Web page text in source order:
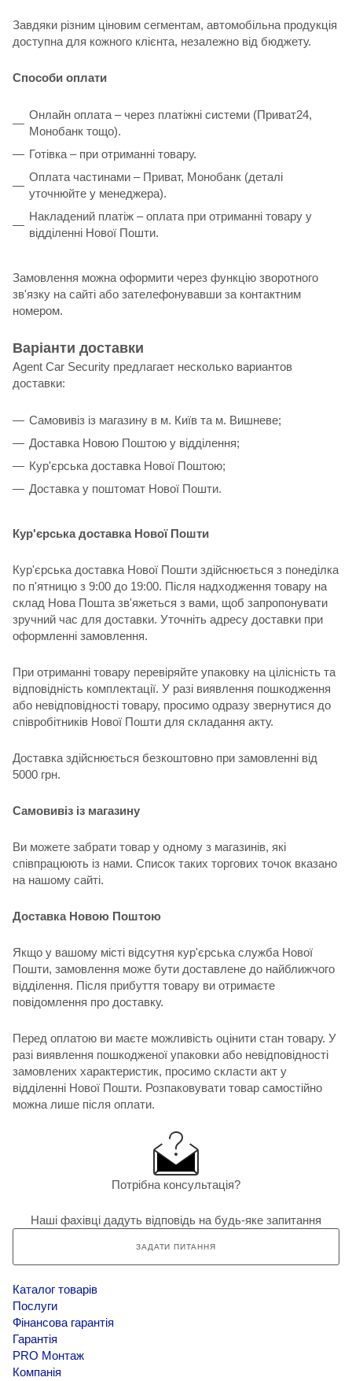
Завдяки різним ціновим сегментам, автомобільна продукція
доступна для кожного клієнта, незалежно від бюджету.
Способи оплати
Онлайн оплата – через платіжні системи (Приват24,
Монобанк тощо).
Готівка – при отриманні товару.
Оплата частинами – Приват, Монобанк (деталі
уточнюйте у менеджера).
Накладений платіж – оплата при отриманні товару у
відділенні Нової Пошти.
Замовлення можна оформити через функцію зворотного
зв'язку на сайті або зателефонувавши за контактним
номером.
Варіанти доставки
Agent Car Security предлагает несколько вариантов
доставки:
Самовивіз із магазину в м. Київ та м. Вишневе;
Доставка Новою Поштою у відділення;
Кур'єрська доставка Нової Поштою;
Доставка у поштомат Нової Пошти.
Кур'єрська доставка Нової Пошти
Кур'єрська доставка Нової Пошти здійснюється з понеділка
по п'ятницю з 9:00 до 19:00. Після надходження товару на
склад Нова Пошта зв'яжеться з вами, щоб запропонувати
зручний час для доставки. Уточніть адресу доставки при
оформленні замовлення.
При отриманні товару перевіряйте упаковку на цілісність та
відповідність комплектації. У разі виявлення пошкодження
або невідповідності товару, просимо одразу звернутися до
співробітників Нової Пошти для складання акту.
Доставка здійснюється безкоштовно при замовленні від
5000 грн.
Самовивіз із магазину
Ви можете забрати товар у одному з магазинів, які
співпрацюють із нами. Список таких торгових точок вказано
на нашому сайті.
Доставка Новою Поштою
Якщо у вашому місті відсутня кур'єрська служба Нової
Пошти, замовлення може бути доставлене до найближчого
відділення. Після прибуття товару ви отримаєте
повідомлення про доставку.
Перед оплатою ви маєте можливість оцінити стан товару. У
разі виявлення пошкодженої упаковки або невідповідності
замовлених характеристик, просимо скласти акт у
відділенні Нової Пошти. Розпаковувати товар самостійно
можна лише після оплати.
Потрібна консультація?
Наші фахівці дадуть відповідь на будь-яке запитання
ЗАДАТИ ПИТАННЯ
Каталог товарів
Послуги
Фінансова гарантія
Гарантія
PRO Монтаж
Компанія